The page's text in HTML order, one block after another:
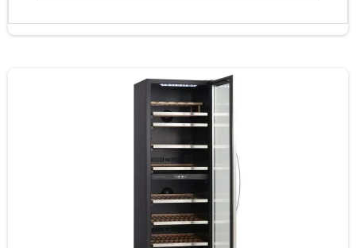
til vinkøleren